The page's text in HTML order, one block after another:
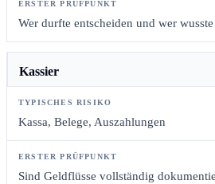
Wer durfte entscheiden und wer
Kassier
Kassa, Belege, Auszahlungen
Sind Geldflüsse vollständig